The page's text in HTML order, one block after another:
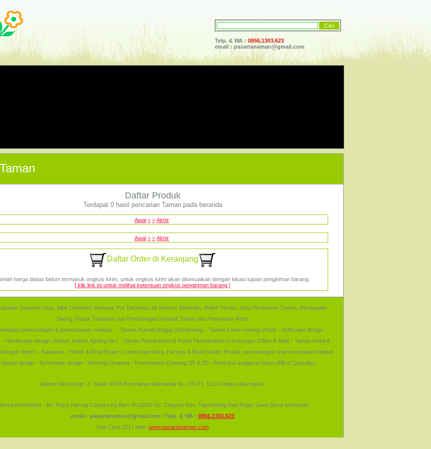
Telp. & WA : 0856.1303.623
email : pasartanaman@gmail.com
Taman
Daftar Produk
Terdapat 0 hasil pencarian Taman pada beranda
Awal < > Akhir
Awal < > Akhir
Daftar Order di Keranjang
harga diatas belum termasuk ongkos kirim, untuk ongkos kirim akan disesuaikan dengan lokasi tujuan pengiriman barang.
[ klik link ini untuk melihat ketentuan ongkos pengiriman barang ]
Tanaman Hias, Bibit Tanaman, Rumput, Pot Tanaman, Air Mancur Minimalis, Relief Taman, Jasa Perawatan Taman, Pembuatan
Saung, Pupuk Tanaman dan Pemotongan Rumput Taman dan Perawatan Rutin
perancangan & perencanaan meliputi : - Taman Rumah tinggal (Gardening) - Taman kolam renang (Pool) - Softscape design
- Hardscape design (Statue, bolard, lighting etc) - Taman Perkantoran & Pusat Perbelanjaan (Landscape Office & Mall) - Taman Hotel &
Hotel ) - Kawasan , Pabrik & Real Estate ( Landscape Area, Factory & Real Estate) Produk perancangan & perencanaan meliputi
design - Schematic design - Working Drawing - Presentation Drawing 2D & 3D - Rencana anggaran biaya (Bill of Quantity).
Alamat Workshop: Jl. Sadar RTM Perumahan Alamanda No. D8 RT. 11/10 kelapa dua depok.
pembibitan : Jln. Raya Parung Citayam Kp.Baru Rt.02/05 Ds. Citayam Kec. Tajurhalang-Kab.Bogor Jawa Barat Indonesia
email : pasartanaman@gmail.com / Telp. & WA : 0856.1303.623
Hak Cipta 2017 oleh: www.pasartanaman.com